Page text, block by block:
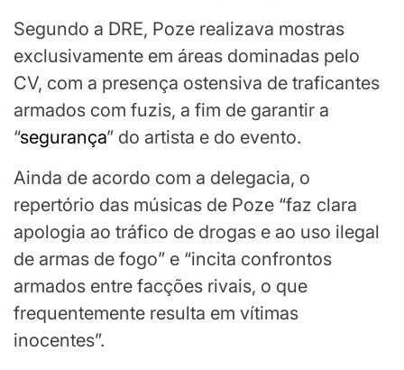
Segundo a DRE, Poze realizava mostras
exclusivamente em áreas dominadas pelo
CV, com a presença ostensiva de traficantes
armados com fuzis, a fim de garantir a
“segurança” do artista e do evento.
Ainda de acordo com a delegacia, o
repertório das músicas de Poze “faz clara
apologia ao tráfico de drogas e ao uso ilegal
de armas de fogo” e “incita confrontos
armados entre facções rivais, o que
frequentemente resulta em vítimas
inocentes”.